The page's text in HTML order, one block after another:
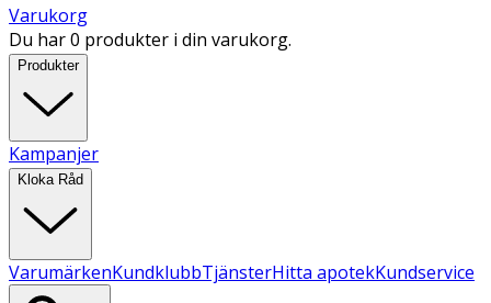
Varukorg
Du har 0 produkter i din varukorg.
Produkter
Kampanjer
Kloka Råd
VarumärkenKundklubbTjänsterHitta apotekKundservice